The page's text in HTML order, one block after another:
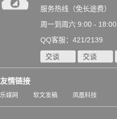
服务热线（免长途费）
周一到周六 9:00 - 18:00
QQ客服：421/2139
交谈 交谈
友情链接
乐媒网 软文发稿 凤凰科技